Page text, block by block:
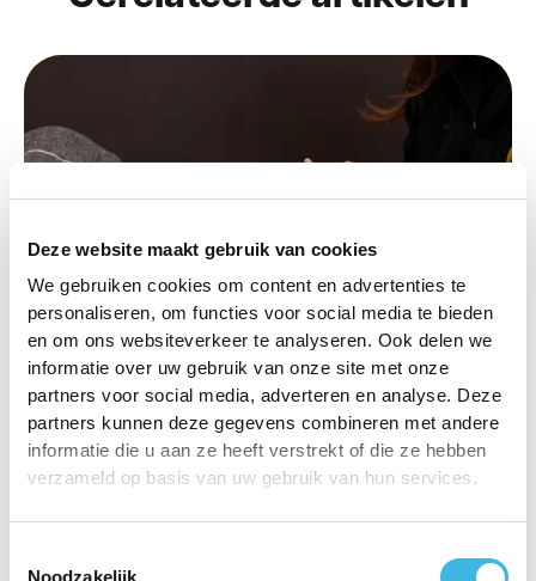
Deze website maakt gebruik van cookies
We gebruiken cookies om content en advertenties te
personaliseren, om functies voor social media te bieden
en om ons websiteverkeer te analyseren. Ook delen we
informatie over uw gebruik van onze site met onze
partners voor social media, adverteren en analyse. Deze
partners kunnen deze gegevens combineren met andere
informatie die u aan ze heeft verstrekt of die ze hebben
verzameld op basis van uw gebruik van hun services.
Noodzakelijk
Over fysiotherapie
Wat houdt fysiotherapie in en
wat doet het voor u in